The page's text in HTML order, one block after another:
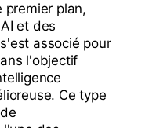
premier plan,
et des
associé pour
l'objectif
Ce type